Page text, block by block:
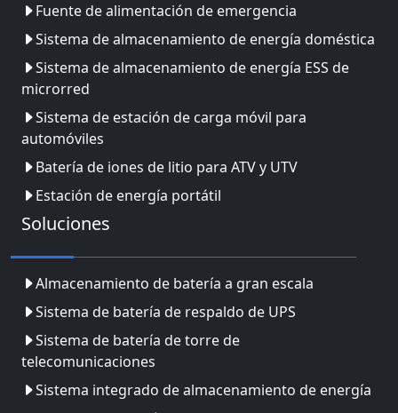
Fuente de alimentación de emergencia
Sistema de almacenamiento de energía doméstica
Sistema de almacenamiento de energía ESS de
microrred
Sistema de estación de carga móvil para
automóviles
Batería de iones de litio para ATV y UTV
Estación de energía portátil
Soluciones
Almacenamiento de batería a gran escala
Sistema de batería de respaldo de UPS
Sistema de batería de torre de
telecomunicaciones
Sistema integrado de almacenamiento de energía